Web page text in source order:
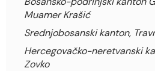
Muamer Krašić
Srednjobosanski kanton,
Hercegovačko-neretvanski
Zovko